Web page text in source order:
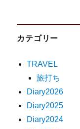
カテゴリー
TRAVEL
旅打ち
Diary2026
Diary2025
Diary2024